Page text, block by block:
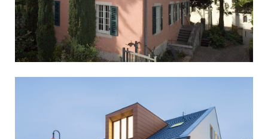
PFARRHAUS ST. WALBURGA
Denkmalpflege Kirchl. Bauen